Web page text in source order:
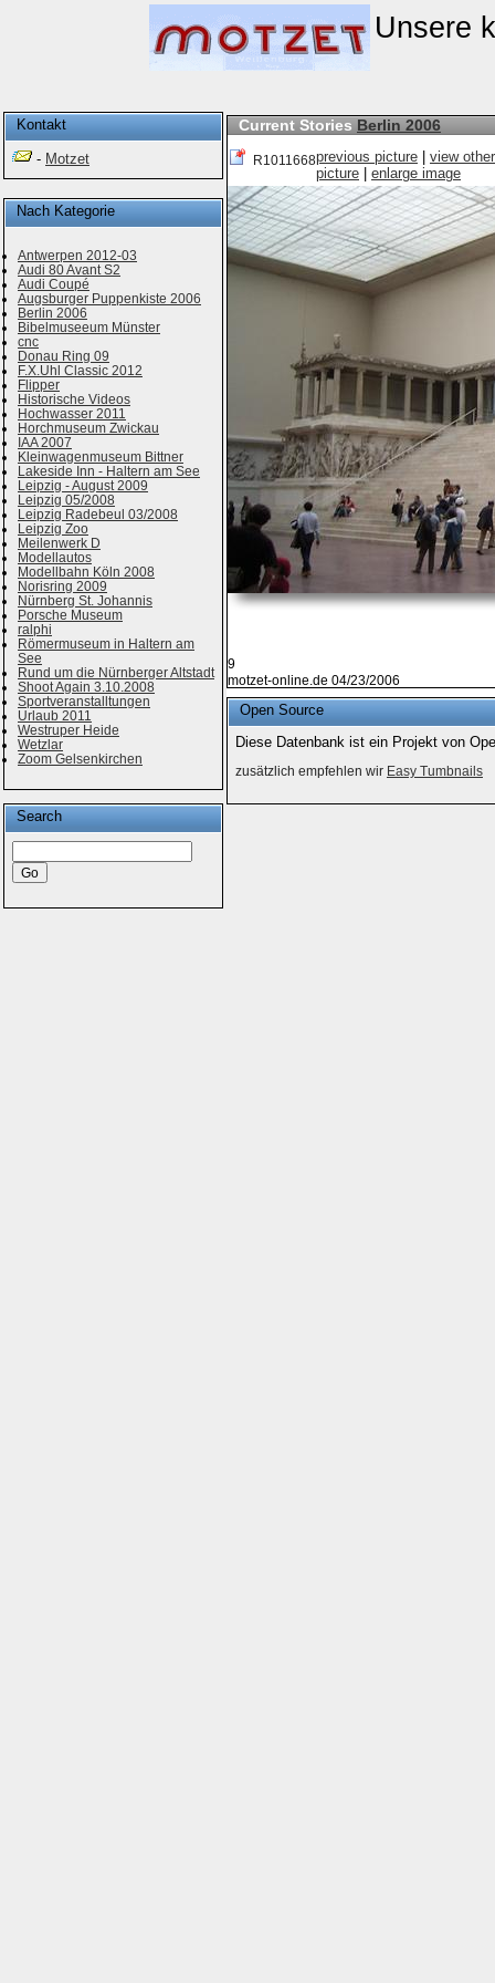
Unsere
Current Stories Berlin 2006
R1011668previous picture
view
picture
enlarge image
9
motzet-online.de 04/23/2006
Open Source
Diese Datenbank ist ein Projekt von
zusätzlich empfehlen wir Easy Tumbnails
Kontakt
- Motzet
Nach Kategorie
Antwerpen 2012-03
Audi 80 Avant S2
Audi Coupé
Augsburger Puppenkiste 2006
Berlin 2006
Bibelmuseeum Münster
cnc
Donau Ring 09
F.X.Uhl Classic 2012
Flipper
Historische Videos
Hochwasser 2011
Horchmuseum Zwickau
IAA 2007
Kleinwagenmuseum Bittner
Lakeside Inn - Haltern am See
Leipzig - August 2009
Leipzig 05/2008
Leipzig Radebeul 03/2008
Leipzig Zoo
Meilenwerk D
Modellautos
Modellbahn Köln 2008
Norisring 2009
Nürnberg St. Johannis
Porsche Museum
ralphi
Römermuseum in Haltern am
See
Rund um die Nürnberger Altstadt
Shoot Again 3.10.2008
Sportveranstalltungen
Urlaub 2011
Westruper Heide
Wetzlar
Zoom Gelsenkirchen
Search